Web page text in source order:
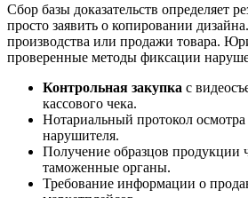
Сбор базы доказательств определяет
просто заявить о копировании
производства или продажи товара.
проверенные методы фиксации
Контрольная закупка с
кассового чека.
Нотариальный протокол осмотра
нарушителя.
Получение образцов продукции
таможенные органы.
Требование информации о